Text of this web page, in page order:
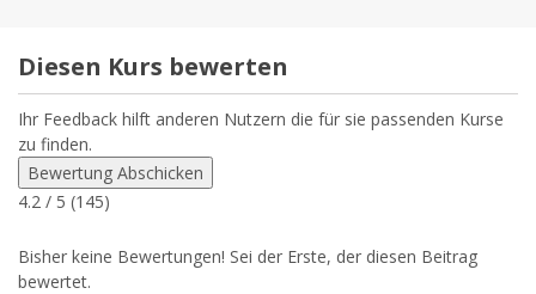
Diesen Kurs bewerten
Ihr Feedback hilft anderen Nutzern die für sie passenden Kurse
zu finden.
Bewertung Abschicken
4.2 / 5 (145)
Bisher keine Bewertungen! Sei der Erste, der diesen Beitrag
bewertet.